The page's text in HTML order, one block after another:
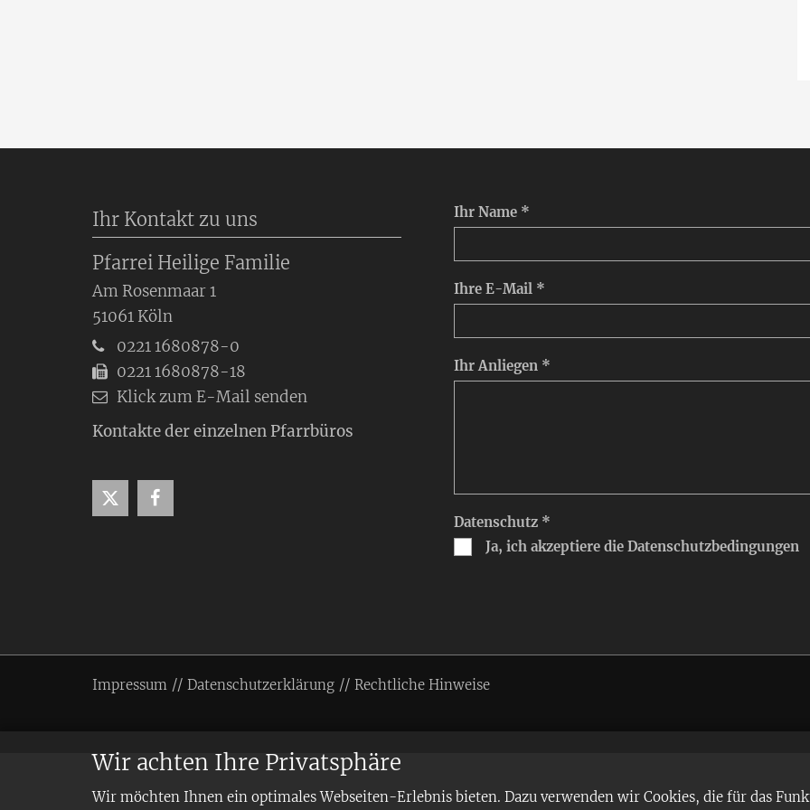
Wir achten Ihre Privatsphäre
Wir möchten Ihnen ein optimales Webseiten-Erlebnis bieten. Dazu verwenden wir Cookies, die für das
Ihr Name *
Ihre E-Mail *
Ihr Anliegen *
Datenschutz *
Ja, ich akzeptiere die Datenschutzbedingungen
Ihr Kontakt zu uns
Pfarrei Heilige Familie
Am Rosenmaar 1
51061 Köln
0221 1680878-0
0221 1680878-18
Klick zum E-Mail senden
Kontakte der einzelnen Pfarrbüros
Impressum Datenschutzerklärung Rechtliche Hinweise